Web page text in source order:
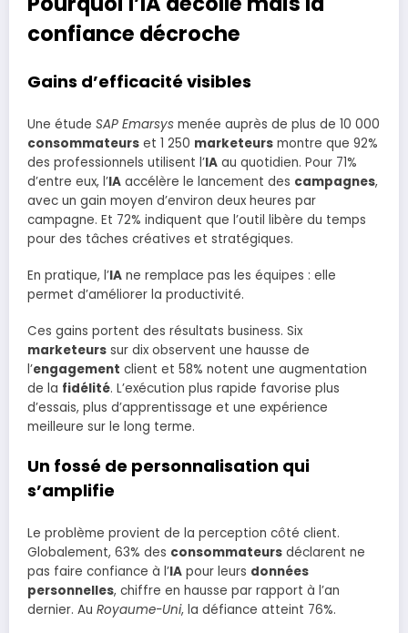
confiance décroche
Gains d’efficacité visibles
Une étude SAP Emarsys menée auprès de plus de 10 000
consommateurs et 1 250 marketeurs montre que 92%
des professionnels utilisent l’IA au quotidien. Pour 71%
d’entre eux, l’IA accélère le lancement des campagnes,
avec un gain moyen d’environ deux heures par
campagne. Et 72% indiquent que l’outil libère du temps
pour des tâches créatives et stratégiques.
En pratique, l’IA ne remplace pas les équipes : elle
permet d’améliorer la productivité.
Ces gains portent des résultats business. Six
marketeurs sur dix observent une hausse de
l’engagement client et 58% notent une augmentation
de la fidélité. L’exécution plus rapide favorise plus
d’essais, plus d’apprentissage et une expérience
meilleure sur le long terme.
Un fossé de personnalisation qui
s’amplifie
Le problème provient de la perception côté client.
Globalement, 63% des consommateurs déclarent ne
pas faire confiance à l’IA pour leurs données
personnelles, chiffre en hausse par rapport à l’an
dernier. Au Royaume-Uni, la défiance atteint 76%.